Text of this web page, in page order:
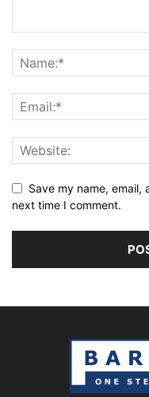
Save my name,
next time I comment.